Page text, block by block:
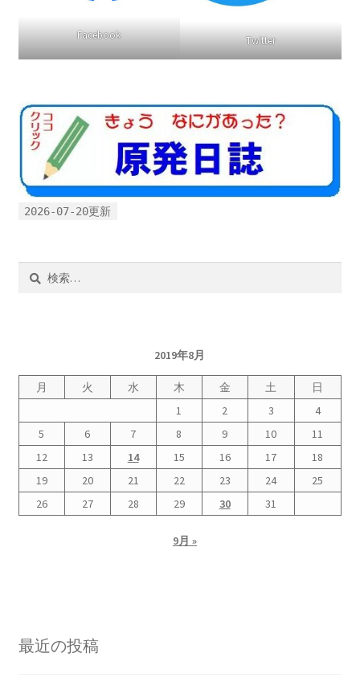
2022.8.1 福島第一原発 汚染配管撤去 失敗続きで計画
着工
2022.12.25美浜原発 運転停止認めず 稼働４０年
超 老朽対策容認
2023.1.19 東電旧経営陣、二審も無罪 民事裁判で認
原子力規制委員会「原発60年超運転」正式決定見送
りからわずか5日で、多数決決定
「原発６０年超へ」閣議決定
書籍
2022.12.29 原発事故と甲状腺がん
南海トラフ巨大地震でも原発は大丈夫と言う人々
Facebook Twitter
2026-07-20更新
2019年8月
月 火 水 木 金 土
日
1
2 3
4
5
6 7 8 9 10
11
12
13 14 15 16 17
18
19
20 21 22 23 24
25
26
27 28 29 30 31
9月 »
最近の投稿